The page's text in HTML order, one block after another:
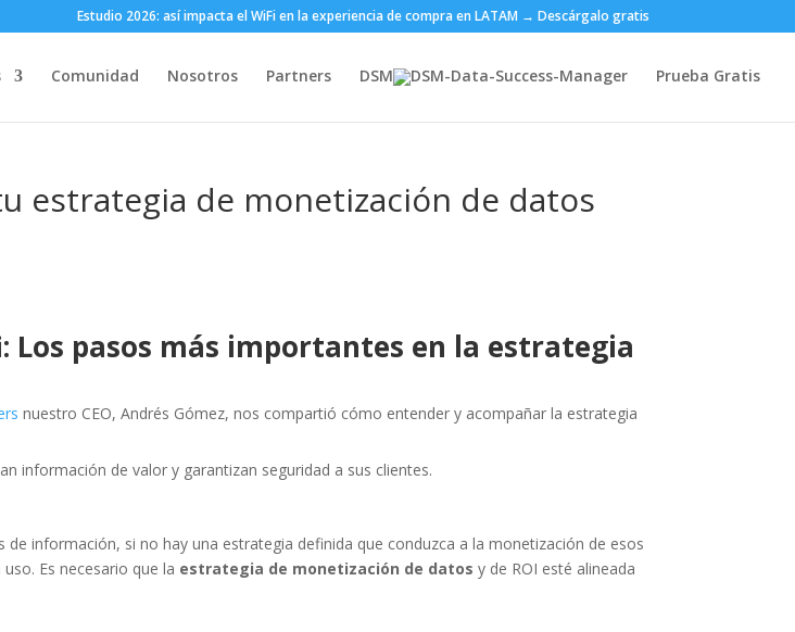
Estudio 2026: así impacta el WiFi en la experiencia de compra en LATAM → Descárgalo gratis
Comunidad Nosotros Partners DSM Prueba Gratis
estrategia de monetización de datos
Los pasos más importantes en la estrategia
nuestro CEO, Andrés Gómez, nos compartió cómo entender y acompañar la estrategia
información de valor y garantizan seguridad a sus clientes.
de información, si no hay una estrategia definida que conduzca a la monetización de esos
Es necesario que la estrategia de monetización de datos y de ROI esté alineada